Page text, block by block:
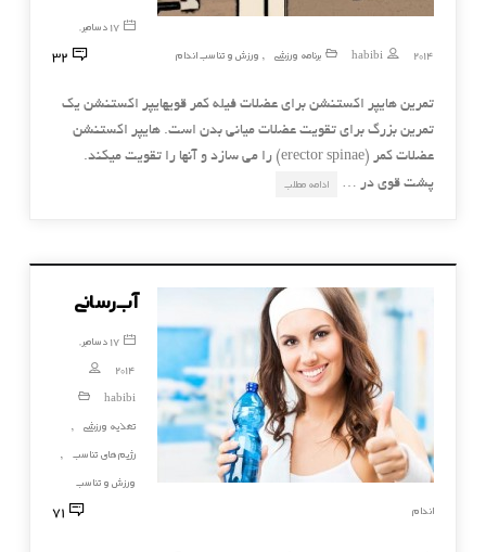
17 دسامبر,
2014
habibi برنامه ورزشی , ورزش و تناسب اندام 32
تمرین هایپر اکستنشن برای عضلات فیله کمر قویهایپر اکستنشن یک
تمرین بزرگ برای تقویت عضلات میانی بدن است. هایپر اکستنشن
عضلات کمر (erector spinae) را می سازد و آنها را تقویت میکند.
پشت قوی در …
ادامه مطلب
آب‌رسانی
17 دسامبر,
2014
habibi
تغذیه ورزشی
,
رژیم های تناسب ,
ورزش و تناسب
اندام
71